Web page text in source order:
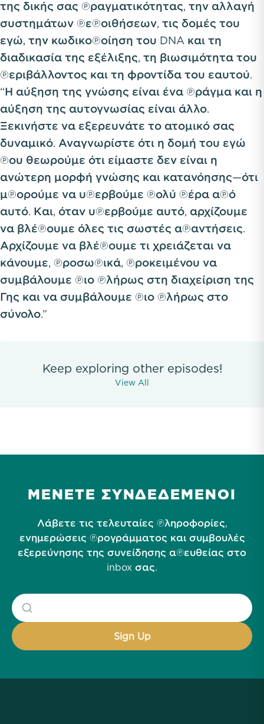
της δικής σας πραγματικότητας, την αλλαγή
συστημάτων πεποιθήσεων, τις δομές του
εγώ, την κωδικοποίηση του DNA και τη
διαδικασία της εξέλιξης, τη βιωσιμότητα του
περιβάλλοντος και τη φροντίδα του εαυτού.
“Η αύξηση της γνώσης είναι ένα πράγμα και η
αύξηση της αυτογνωσίας είναι άλλο.
Ξεκινήστε να εξερευνάτε το ατομικό σας
δυναμικό. Αναγνωρίστε ότι η δομή του εγώ
που θεωρούμε ότι είμαστε δεν είναι η
ανώτερη μορφή γνώσης και κατανόησης—ότι
μπορούμε να υπερβούμε πολύ πέρα από
αυτό. Και, όταν υπερβούμε αυτό, αρχίζουμε
να βλέπουμε όλες τις σωστές απαντήσεις.
Αρχίζουμε να βλέπουμε τι χρειάζεται να
κάνουμε, προσωπικά, προκειμένου να
συμβάλουμε πιο πλήρως στη διαχείριση της
Γης και να συμβάλουμε πιο πλήρως στο
σύνολο.”
Keep exploring other episodes!
View All
ΜΕΝΕΤΕ ΣΥΝΔΕΔΕΜΕΝΟΙ
Λάβετε τις τελευταίες πληροφορίες,
ενημερώσεις προγράμματος και συμβουλές
εξερεύνησης της συνείδησης απευθείας στο
inbox σας.